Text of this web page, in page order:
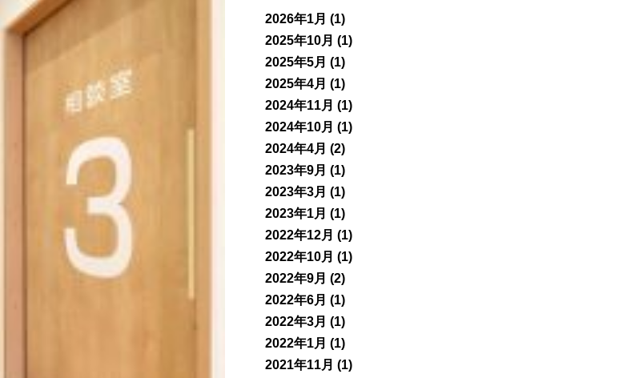
2026年1月 (1)
2025年10月 (1)
2025年5月 (1)
2025年4月 (1)
2024年11月 (1)
2024年10月 (1)
2024年4月 (2)
2023年9月 (1)
2023年3月 (1)
2023年1月 (1)
2022年12月 (1)
2022年10月 (1)
2022年9月 (2)
2022年6月 (1)
2022年3月 (1)
2022年1月 (1)
2021年11月 (1)